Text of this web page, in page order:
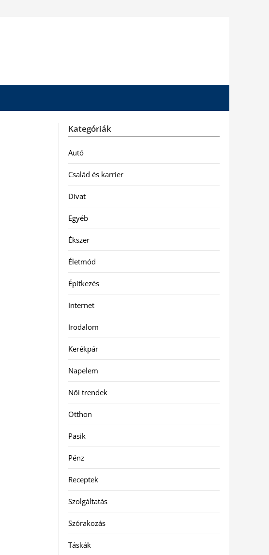
Kategóriák
Autó
Család és karrier
Divat
Egyéb
Ékszer
Életmód
Építkezés
Internet
Irodalom
Kerékpár
Napelem
Női trendek
Otthon
Pasik
Pénz
Receptek
Szolgáltatás
Szórakozás
Táskák